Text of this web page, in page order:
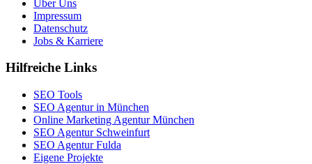
Über Uns
Impressum
Datenschutz
Jobs & Karriere
Hilfreiche Links
SEO Tools
SEO Agentur in München
Online Marketing Agentur München
SEO Agentur Schweinfurt
SEO Agentur Fulda
Eigene Projekte